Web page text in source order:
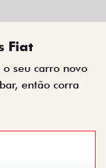
Fiat
seu carro novo
então corra